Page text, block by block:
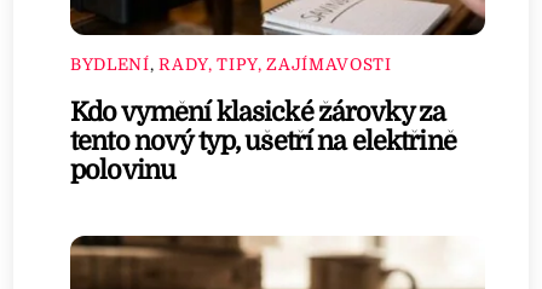
BYDLENÍ,RADY, TIPY, ZAJÍMAVOSTI
Kdo vymění klasické žárovky za
tento nový typ, ušetří na elektřině
polovinu